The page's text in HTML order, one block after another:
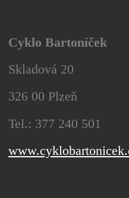
Cyklo Bartoníček
Skladová 20
326 00 Plzeň
Tel.: 377 240 501